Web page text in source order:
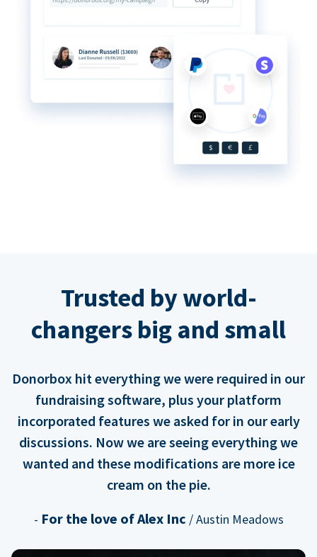
Trusted by world-
changers big and small
Donorbox hit everything we were required in our
fundraising software, plus your platform
incorporated features we asked for in our early
discussions. Now we are seeing everything we
wanted and these modifications are more ice
cream on the pie.
- For the love of Alex Inc / Austin Meadows